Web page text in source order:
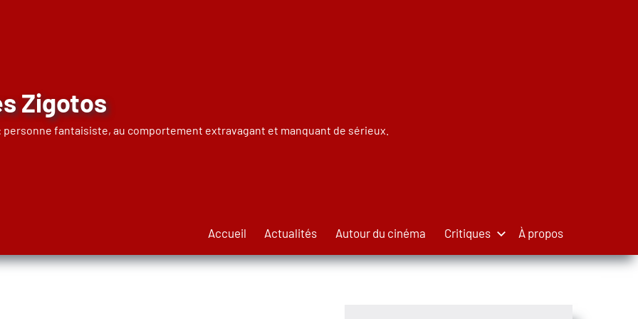
Zigotos
personne fantaisiste, au comportement extravagant et manquant de sérieux.
Accueil Actualités Autour du cinéma Critiques À propos